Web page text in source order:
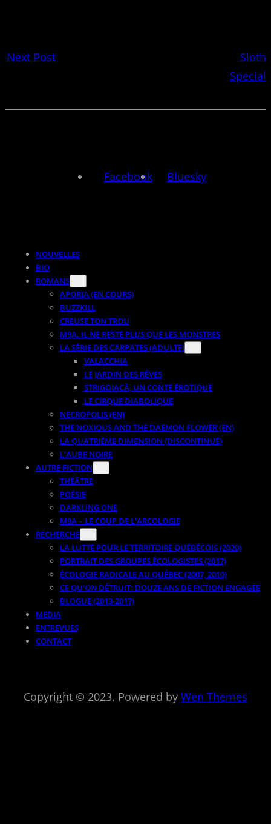
Next Post
Sloth
Special
Facebook Bluesky
NOUVELLES
BIO
ROMANS
APORIA (EN COURS)
BUZZKILL
CREUSE TON TROU
M9A. IL NE RESTE PLUS QUE LES MONSTRES
LA SÉRIE DES CARPATES (ADULTE)
VALACCHIA
LE JARDIN DES RÊVES
STRIGOIACĂ, UN CONTE ÉROTIQUE
LE CIRQUE DIABOLIQUE
NECROPOLIS (EN)
THE NOXIOUS AND THE DAEMON FLOWER (EN)
LA QUATRIÈME DIMENSION (DISCONTINUÉ)
L’AUBE NOIRE
AUTRE FICTION
THÉÂTRE
POÉSIE
DARKLING ONE
M9A – LE COUP DE L’ARCOLOGIE
RECHERCHE
LA LUTTE POUR LE TERRITOIRE QUÉBÉCOIS (2020)
PORTRAIT DES GROUPES ÉCOLOGISTES (2017)
ÉCOLOGIE RADICALE AU QUÉBEC (2007, 2010)
CE QU’ON DÉTRUIT: DOUZE ANS DE FICTION ENGAGÉE
BLOGUE (2013-2017)
MEDIA
ENTREVUES
CONTACT
Copyright © 2023. Powered by Wen Themes